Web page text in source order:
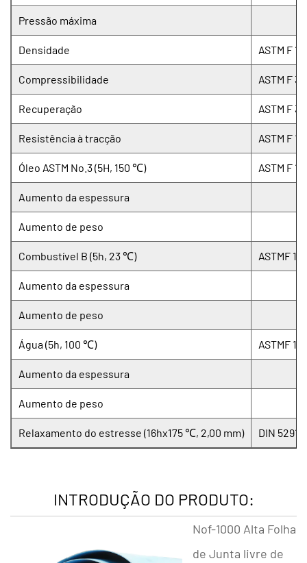
Pressão máxima
Densidade ASTM F
Compressibilidade ASTM F
Recuperação ASTM F
Resistência à tracção ASTM F
Óleo ASTM No.3 (5H, 150 ℃) ASTM F
Aumento da espessura
Aumento de peso
Combustível B (5h, 23 ℃) ASTMF
Aumento da espessura
Aumento de peso
Água (5h, 100 ℃) ASTMF
Aumento da espessura
Aumento de peso
Relaxamento do estresse (16hx175 ℃, 2,00 mm) DIN 52913
INTRODUÇÃO DO PRODUTO:
Nof-1000 Alta Folha
de Junta livre de